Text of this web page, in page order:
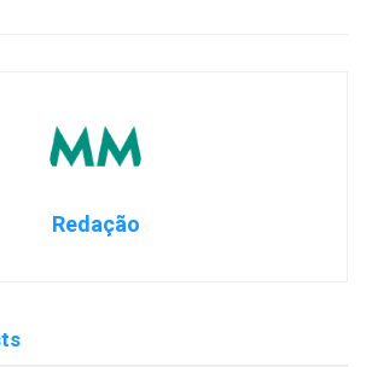
Redação